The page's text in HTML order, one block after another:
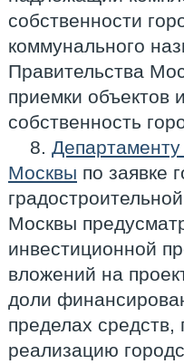
собственности
коммунального
Правительства
приемки объектов
собственность
8. Департаменту
Москвы по заявке
Москвы
инвестиционной
вложений на
доли
пределах средств,
реализацию